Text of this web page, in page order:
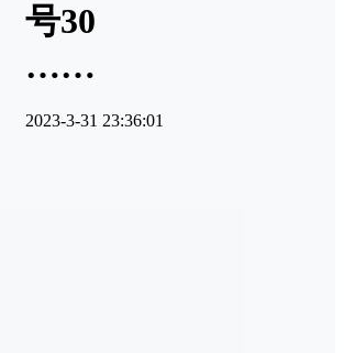
号30
……
2023-3-31 23:36:01